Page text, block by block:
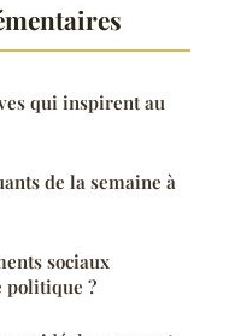
qui inspirent au
de la semaine à
sociaux
politique ?